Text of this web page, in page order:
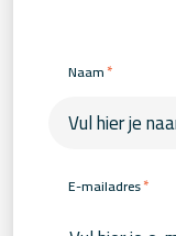
Naam*
E-mailadres*